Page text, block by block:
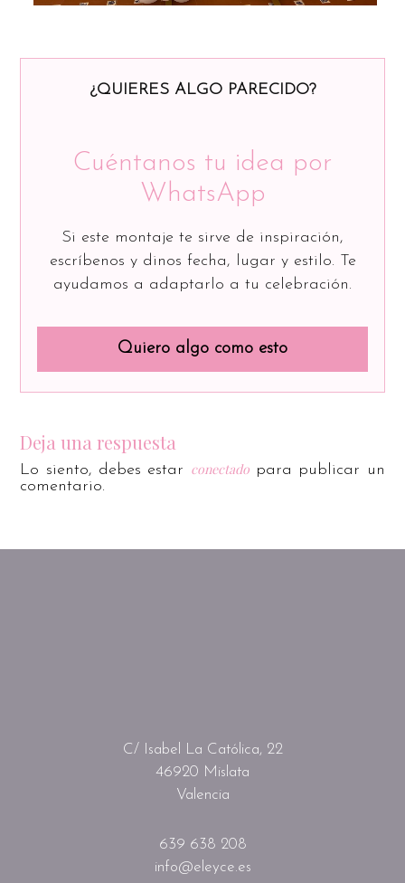
¿QUIERES ALGO PARECIDO?
Cuéntanos tu idea por
WhatsApp
Si este montaje te sirve de inspiración,
escríbenos y dinos fecha, lugar y estilo. Te
ayudamos a adaptarlo a tu celebración.
Quiero algo como esto
Deja una respuesta
Lo siento, debes estar conectadopara publicar un
comentario.
C/ Isabel La Católica, 22
46920 Mislata
Valencia
639 638 208
info@eleyce.es